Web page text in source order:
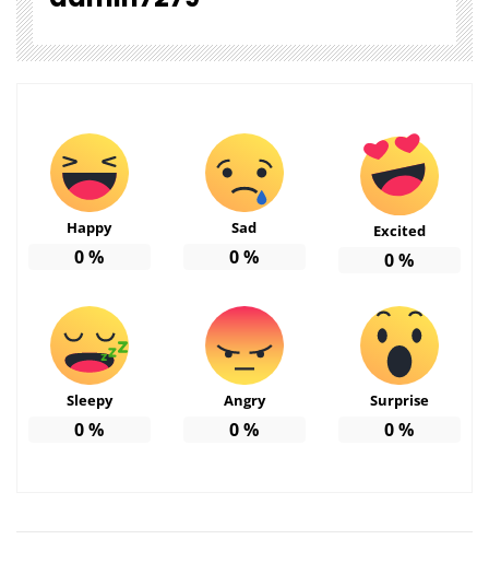
Happy
0%
Sad
0%
Excited
0%
Sleepy
0%
Angry
0%
Surprise
0%